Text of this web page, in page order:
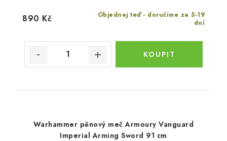
Objednej teď - doručíme za 5-19
dní
890 Kč
Warhammer pěnový meč Armoury Vanguard
Imperial Arming Sword 91 cm